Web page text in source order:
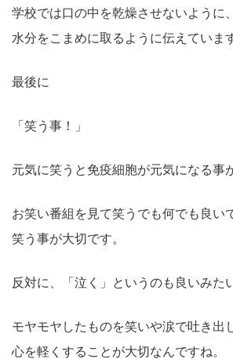
学校では口の中を乾燥させないように、
水分をこまめに取るように伝えていま
最後に
「笑う事！」
元気に笑うと免疫細胞が元気になる事
お笑い番組を見て笑うでも何でも良い
笑う事が大切です。
反対に、「泣く」というのも良いみた
モヤモヤしたものを笑いや涙で吐き出
心を軽くすることが大切なんですね。